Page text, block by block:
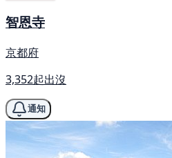
智恩寺
京都府
3,352起出沒
通知